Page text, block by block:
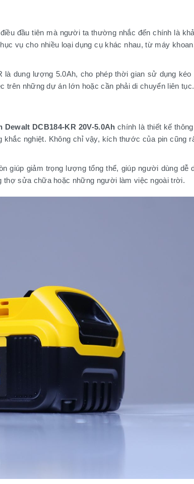
đầu tiên mà người ta thường nhắc đến chính là
vụ cho nhiều loại dụng cụ khác nhau, từ máy
là dung lượng 5.0Ah, cho phép thời gian sử dụng
trên những dự án lớn hoặc cần phải di chuyển liên tục.
Dewalt DCB184-KR 20V-5.0Ah chính là thiết kế
nghiệt. Không chỉ vậy, kích thước của pin cũng
giúp giảm trọng lượng tổng thể, giúp người dùng
sửa chữa hoặc những người làm việc ngoài trời.